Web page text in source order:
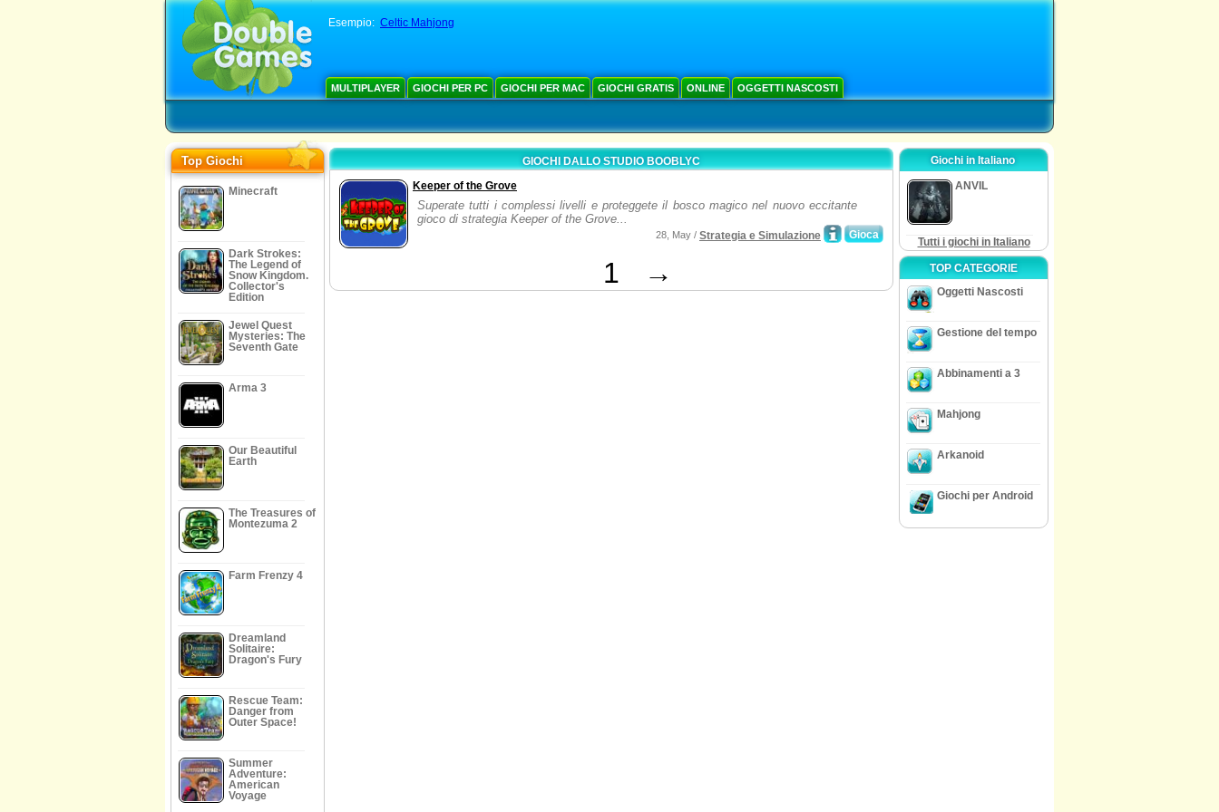
Esempio: Celtic Mahjong
MULTIPLAYER GIOCHI PER PC GIOCHI PER MAC GIOCHI GRATIS ONLINE OGGETTI NASCOSTI
Top Giochi
Minecraft
Dark Strokes:
The Legend of
Snow Kingdom.
Collector's
Edition
Jewel Quest
Mysteries: The
Seventh Gate
Arma 3
Our Beautiful
Earth
The Treasures of
Montezuma 2
Farm Frenzy 4
Dreamland
Solitaire:
Dragon's Fury
Rescue Team:
Danger from
Outer Space!
Summer
Adventure:
American
Voyage
GIOCHI DALLO STUDIO BOOBLYC
Keeper of the Grove
Superate tutti i complessi livelli e proteggete il bosco magico nel nuovo eccitante
gioco di strategia Keeper of the Grove...
Gioca
28, May / Strategia e Simulazione
1 →
Giochi in Italiano
ANVIL
Tutti i giochi in Italiano
TOP CATEGORIE
Oggetti Nascosti
Gestione del tempo
Abbinamenti a 3
Mahjong
Arkanoid
Giochi per Android